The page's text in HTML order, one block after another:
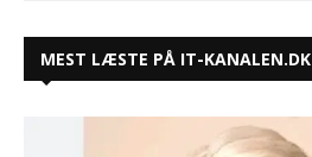
MEST LÆSTE PÅ IT-KANALEN.DK